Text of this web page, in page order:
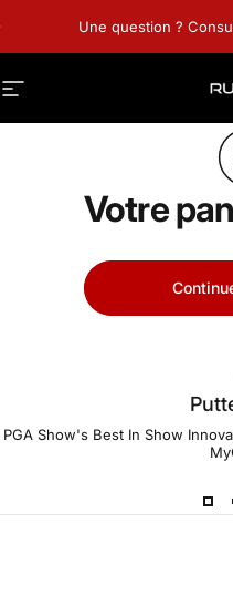
Une question ?
Navigation
Votre
PGA Show's Best In Show